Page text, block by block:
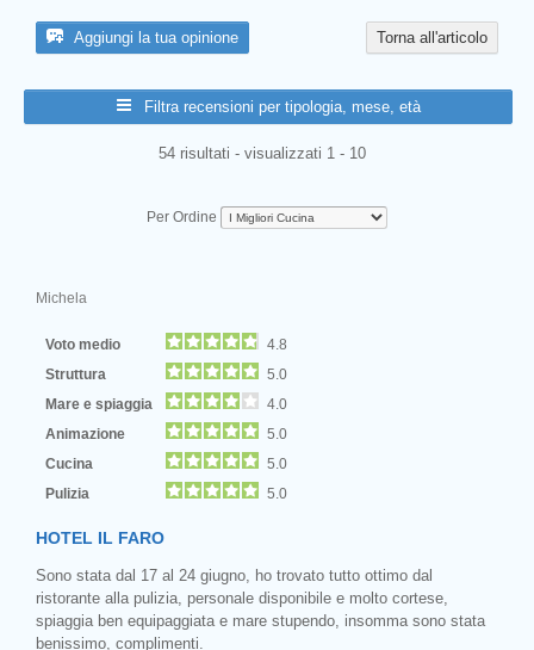
Aggiungi la tua opinione Torna all'articolo
Filtra recensioni per tipologia, mese, età
54 risultati - visualizzati 1 - 10
Per Ordine
Michela
Voto medio
4.8
Struttura
5.0
Mare e spiaggia
4.0
Animazione
5.0
Cucina
5.0
Pulizia
5.0
HOTEL IL FARO
Sono stata dal 17 al 24 giugno, ho trovato tutto ottimo dal
ristorante alla pulizia, personale disponibile e molto cortese,
spiaggia ben equipaggiata e mare stupendo, insomma sono stata
benissimo, complimenti.